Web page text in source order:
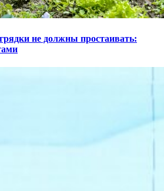
не должны простаивать: